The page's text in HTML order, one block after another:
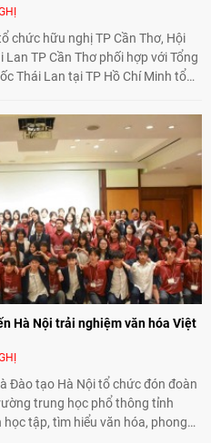
chức hữu nghị TP Cần Thơ, Hội
Lan TP Cần Thơ phối hợp với Tổng
Thái Lan tại TP Hồ Chí Minh tổ
2026). Tại đây, nhấn mạnh vai trò
Lãnh sự Thái Lan cho biết các
hóa, giáo dục, du lịch, ẩm thực,
niên đã góp phần đưa quan hệ
càng gắn bó, gần gũi.
Hà Nội trải nghiệm văn hóa Việt
Đào tạo Hà Nội tổ chức đón đoàn
trung học phổ thông tỉnh
tập, tìm hiểu văn hóa, phong